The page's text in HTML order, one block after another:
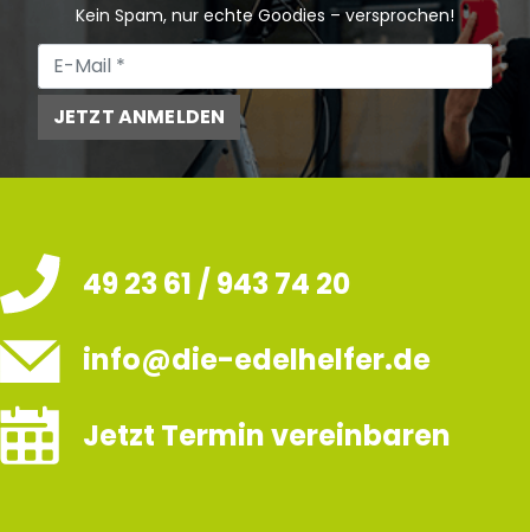
Kein Spam, nur echte Goodies – versprochen!
JETZT ANMELDEN
49 23 61 / 943 74 20
info@die-edelhelfer.de
Jetzt Termin vereinbaren